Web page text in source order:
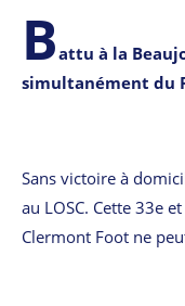
Battu à la
simultanément du
Sans victoire à
au LOSC. Cette 33e
Clermont Foot ne